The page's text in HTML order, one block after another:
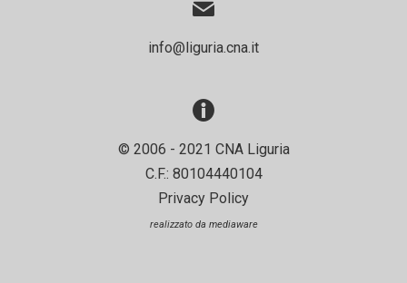
info@liguria.cna.it
© 2006 - 2021 CNA Liguria
C.F.: 80104440104
Privacy Policy
realizzato da mediaware